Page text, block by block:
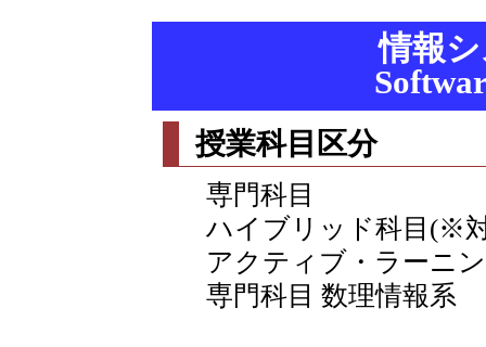
情報
授業科目区分
専門科目
ハイブリッド科目(※
アクティブ・ラーニ
専門科目 数理情報系